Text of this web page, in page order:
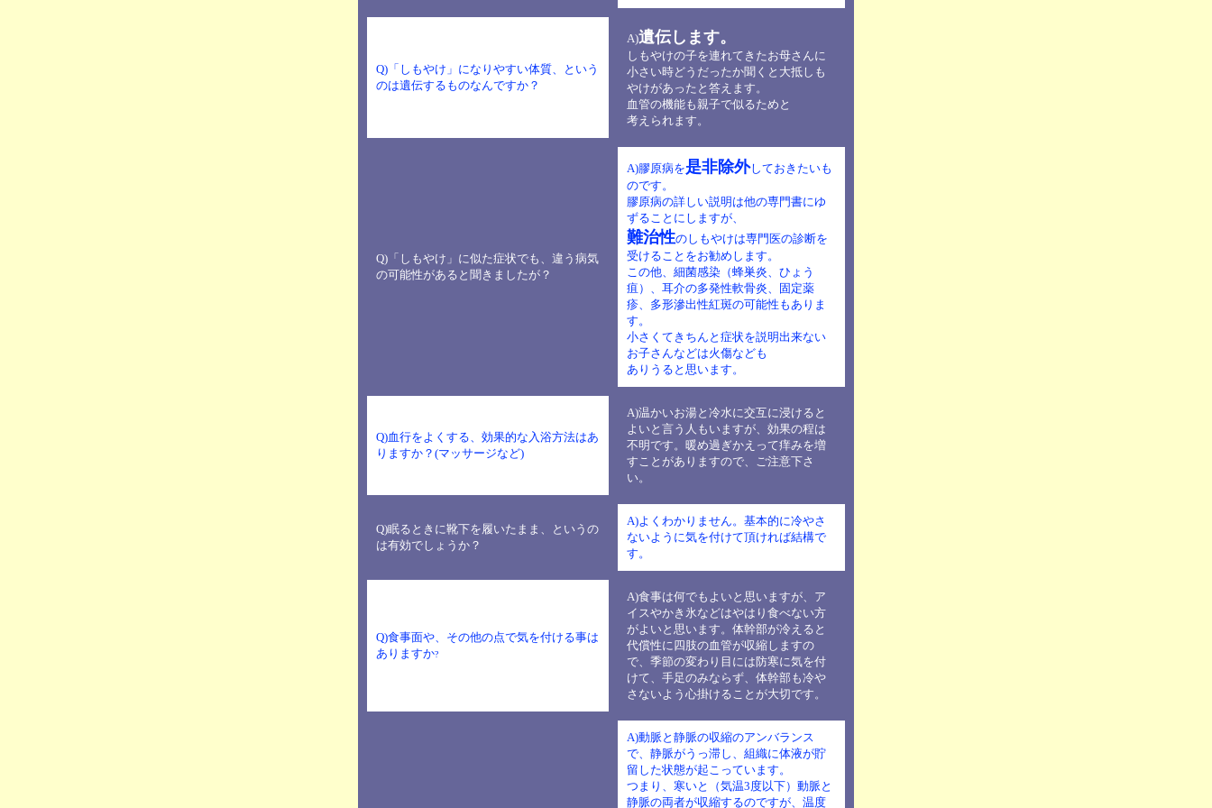
Q)「しもやけ」になりやすい体質、という
のは遺伝するものなんですか？
A)遺伝します。
しもやけの子を連れてきたお母さんに
小さい時どうだったか聞くと大抵しも
やけがあったと答えます。
血管の機能も親子で似るためと
考えられます。
Q)「しもやけ」に似た症状でも、違う病気
の可能性があると聞きましたが？
A)膠原病を是非除外しておきたいも
のです。
膠原病の詳しい説明は他の専門書にゆ
ずることにしますが、
難治性のしもやけは専門医の診断を
受けることをお勧めします。
この他、細菌感染（蜂巣炎、ひょう
疽）、耳介の多発性軟骨炎、固定薬
疹、多形滲出性紅斑の可能性もありま
す。
小さくてきちんと症状を説明出来ない
お子さんなどは火傷なども
ありうると思います。
Q)血行をよくする、効果的な入浴方法はあ
りますか？(マッサージなど)
A)温かいお湯と冷水に交互に浸けると
よいと言う人もいますが、効果の程は
不明です。暖め過ぎかえって痒みを増
すことがありますので、ご注意下さ
い。
Q)眠るときに靴下を履いたまま、というの
は有効でしょうか？
A)よくわかりません。基本的に冷やさ
ないように気を付けて頂ければ結構で
す。
Q)食事面や、その他の点で気を付ける事は
ありますか?
A)食事は何でもよいと思いますが、ア
イスやかき氷などはやはり食べない方
がよいと思います。体幹部が冷えると
代償性に四肢の血管が収縮しますの
で、季節の変わり目には防寒に気を付
けて、手足のみならず、体幹部も冷や
さないよう心掛けることが大切です。
A)動脈と静脈の収縮のアンバランス
で、静脈がうっ滞し、組織に体液が貯
留した状態が起こっています。
つまり、寒いと（気温3度以下）動脈と
静脈の両者が収縮するのですが、温度